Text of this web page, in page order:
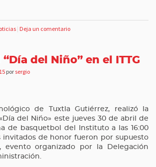
| Deja un comentario
“Día del Niño” en el ITTG
por sergio
de Tuxtla Gutiérrez, realizó la
del Niño» este jueves 30 de abril de
de basquetbol del Instituto a las 16:00
invitados de honor fueron por supuesto
evento organizado por la Delegación